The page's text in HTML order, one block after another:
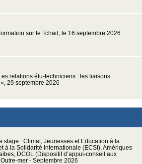
sur le Tchad, le 16 septembre 2026
relations élu-techniciens : les liaisons
29 septembre 2026
stage : Climat, Jeunesses et Education à la
à la Solidarité Internationale (ECSI), Amériques
DCOL (Dispositif d’appui-conseil aux
mer - Septembre 2026